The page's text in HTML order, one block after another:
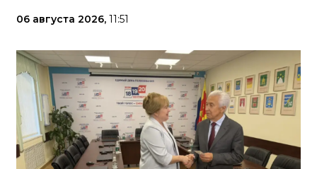
06 августа 2026, 11:51